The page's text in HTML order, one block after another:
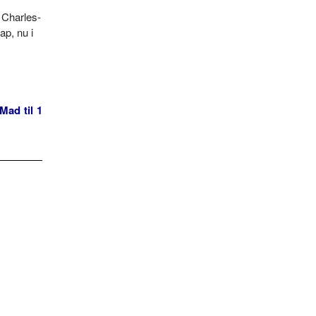
nu i
Mad til 1